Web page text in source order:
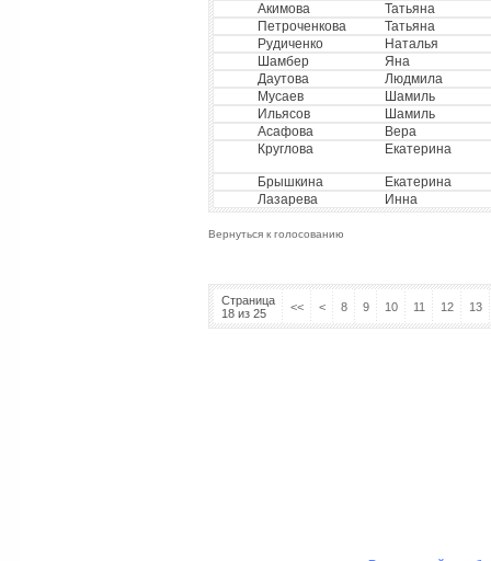
Акимова
Татьяна
Петроченкова
Татьяна
Рудиченко
Наталья
Шамбер
Яна
Даутова
Людмила
Мусаев
Шамиль
Ильясов
Шамиль
Асафова
Вера
Круглова
Екатерина
Брышкина
Екатерина
Лазарева
Инна
Вернуться к голосованию
Страница
18 из 25
<< < 8 9 10 11 12 13